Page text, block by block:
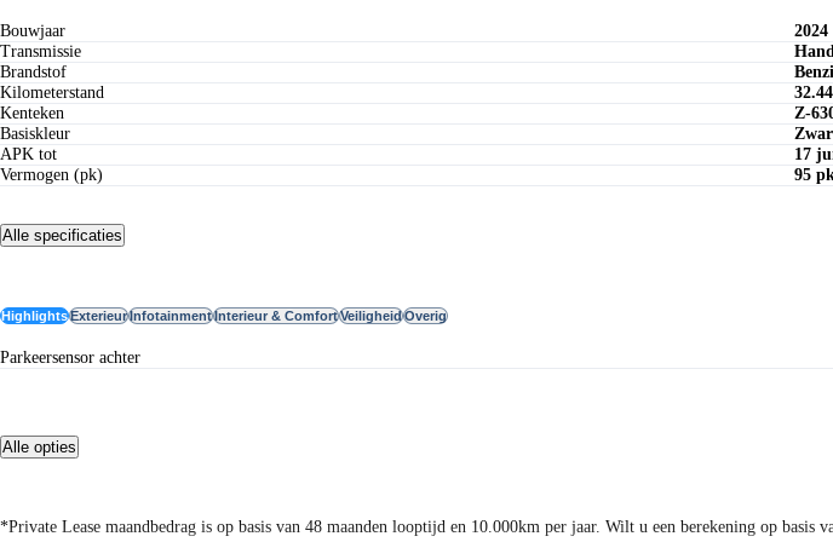
Offerte
Bouwjaar
2024
Transmissie
Brandstof
Kilometerstand
Kenteken
Z-
Basiskleur
APK tot
17
Vermogen (pk)
95
Alle specificaties
HighlightsExterieurInfotainmentInterieur & ComfortVeiligheidOverig
parkeersensor achter
Alle opties
*Private Lease maandbedrag is op basis van 48 maanden looptijd en 10.000km per jaar. Wilt u een berekening op